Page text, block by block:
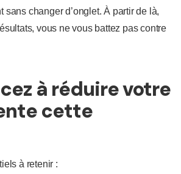
sans changer d’onglet. À partir de là,
vous ne vous battez pas contre
à réduire votre
cette
à retenir :